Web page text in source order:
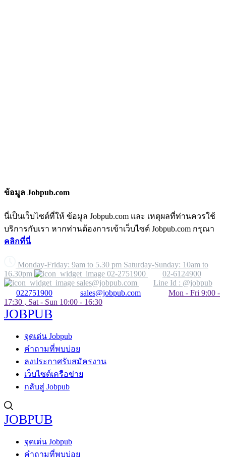
ข้อมูล Jobpub.com
นี่เป็นเว็บไซต์ที่ให้ ข้อมูล Jobpub.com และ เหตุผลที่ท่านควรใช้
บริการกับเรา หากท่านต้องการเข้าเว็บไซต์ Jobpub.com กรุณา
คลิกที่นี่
Monday-Friday: 9am to 5.30 pm Saturday-Sunday: 10am to
16.30pm
02-2751900
02-6124900
sales@jobpub.com
Line Id : @jobpub
022751900
sales@jobpub.com
Mon - Fri 9:00 -
17:30 , Sat - Sun 10:00 - 16:30
JOBPUB
จุดเด่น Jobpub
คำถามที่พบบ่อย
ลงประกาศรับสมัครงาน
เว็บไซต์เครือข่าย
กลับสู่ Jobpub
JOBPUB
จุดเด่น Jobpub
คำถามที่พบบ่อย